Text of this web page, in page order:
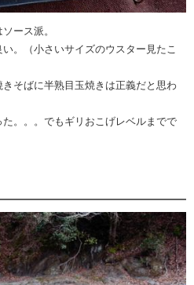
ース派。
。（小さいサイズのウスター見たこ
そばに半熟目玉焼きは正義だと思わ
。。。でもギリおこげレベルまでで